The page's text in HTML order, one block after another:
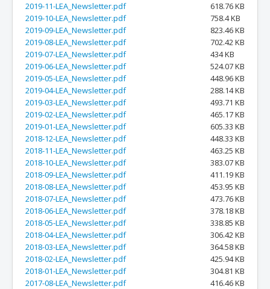
2019-11-LEA_Newsletter.pdf
618.76 KB
2019-10-LEA_Newsletter.pdf
758.4 KB
2019-09-LEA_Newsletter.pdf
823.46 KB
2019-08-LEA_Newsletter.pdf
702.42 KB
2019-07-LEA_Newsletter.pdf
434 KB
2019-06-LEA_Newsletter.pdf
524.07 KB
2019-05-LEA_Newsletter.pdf
448.96 KB
2019-04-LEA_Newsletter.pdf
288.14 KB
2019-03-LEA_Newsletter.pdf
493.71 KB
2019-02-LEA_Newsletter.pdf
465.17 KB
2019-01-LEA_Newsletter.pdf
605.33 KB
2018-12-LEA_Newsletter.pdf
448.33 KB
2018-11-LEA_Newsletter.pdf
463.25 KB
2018-10-LEA_Newsletter.pdf
383.07 KB
2018-09-LEA_Newsletter.pdf
411.19 KB
2018-08-LEA_Newsletter.pdf
453.95 KB
2018-07-LEA_Newsletter.pdf
473.76 KB
2018-06-LEA_Newsletter.pdf
378.18 KB
2018-05-LEA_Newsletter.pdf
338.85 KB
2018-04-LEA_Newsletter.pdf
306.42 KB
2018-03-LEA_Newsletter.pdf
364.58 KB
2018-02-LEA_Newsletter.pdf
425.94 KB
2018-01-LEA_Newsletter.pdf
304.81 KB
2017-08-LEA_Newsletter.pdf
416.46 KB